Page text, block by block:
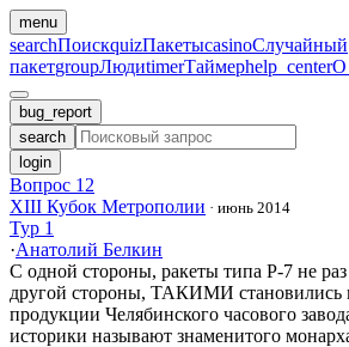
menu
searchПоискquizПакетыcasinoСлучайный
пакетgroupЛюдиtimerТаймерhelp_centerО
bug_report
search
login
Вопрос 12
XIII Кубок Метрополии · июнь 2014
Тур 1
·Анатолий Белкин
С одной стороны, ракеты типа Р-7 не
другой стороны, ТАКИМИ становились
продукции Челябинского часового
историки называют знаменитого